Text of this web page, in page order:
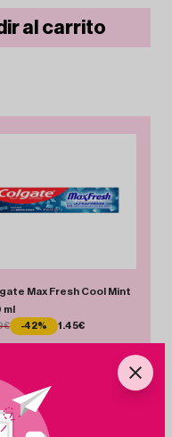
al carrito
Max Fresh Cool Mint
ml
-42% 1.45€
Añadir Pack